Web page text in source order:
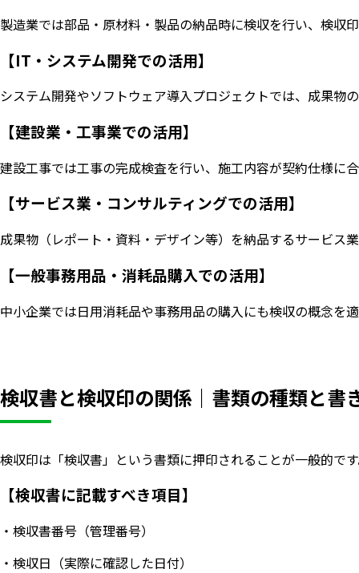
製造業では部品・原材料・製品の納品時に検収を行い、検収
【IT・システム開発での活用】
システム開発やソフトウェア導入プロジェクトでは、成果物
【建設業・工事業での活用】
建設工事では工事の完成検査を行い、施工内容が契約仕様に
【サービス業・コンサルティングでの活用】
成果物（レポート・資料・デザイン等）を納品するサービス
【一般事務用品・消耗品購入での活用】
中小企業では日用消耗品や事務用品の購入にも検収の概念を
検収書と検収印の関係｜書類の種類と書
検収印は「検収書」という書類に押印されることが一般的で
【検収書に記載すべき項目】
・検収書番号（管理番号）
・検収日（実際に確認した日付）